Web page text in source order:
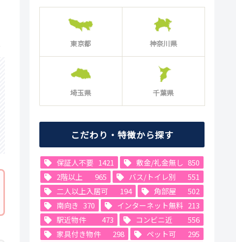
東京都 神奈川県
埼玉県 千葉県
こだわり・特徴から探す
保証人不要 1421 敷金/礼金無し 850
2階以上
965 バス/トイレ別
551
二人以上入居可
194 角部屋
502
南向き 370 インターネット無料 213
駅近物件
473 コンビニ近
556
家具付き物件
298 ペット可
295